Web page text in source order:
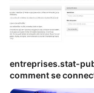
entreprises.stat-
comment se
questionnaire ?